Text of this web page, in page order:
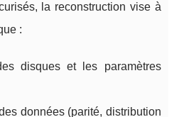
la reconstruction vise à
:
disques et les paramètres
données (parité, distribution